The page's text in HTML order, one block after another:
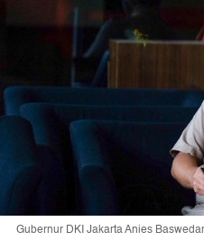
Gubernur DKI Jakarta Anies